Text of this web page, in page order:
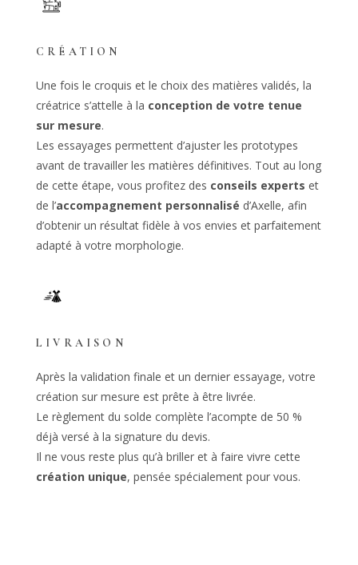
CRÉATION
Une fois le croquis et le choix des matières validés, la
créatrice s’attelle à la conception de votre tenue
sur mesure.
Les essayages permettent d’ajuster les prototypes
avant de travailler les matières définitives. Tout au long
de cette étape, vous profitez des conseils experts et
de l’accompagnement personnalisé d’Axelle, afin
d’obtenir un résultat fidèle à vos envies et parfaitement
adapté à votre morphologie.
LIVRAISON
Après la validation finale et un dernier essayage, votre
création sur mesure est prête à être livrée.
Le règlement du solde complète l’acompte de 50 %
déjà versé à la signature du devis.
Il ne vous reste plus qu’à briller et à faire vivre cette
création unique, pensée spécialement pour vous.